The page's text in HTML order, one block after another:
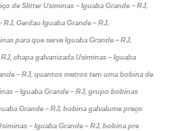
de Slitter Usiminas – Iguaba Grande – RJ,
RJ, Gerdau Iguaba Grande – RJ,
para que serve Iguaba Grande – RJ,
chapa galvanizada Usiminas – Iguaba
– RJ, quantos metros tem uma bobina de
– Iguaba Grande – RJ, grupo bobinas
Grande – RJ, bobina galvalume preço
– Iguaba Grande – RJ, bobina pre